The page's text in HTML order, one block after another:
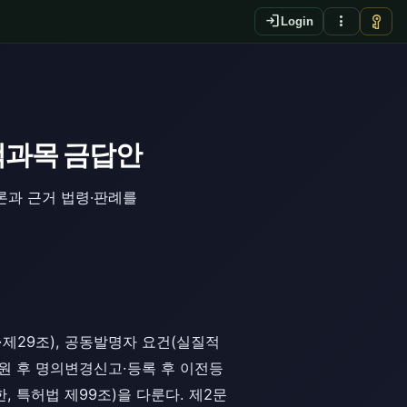
login Login more_vert vpn_key
목 금답안
근거 법령·판례를
29조), 공동발명자 요건(실질적
후 명의변경신고·등록 후 이전등
, 특허법 제99조)을 다룬다. 제2문